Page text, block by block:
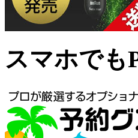
スマホでも